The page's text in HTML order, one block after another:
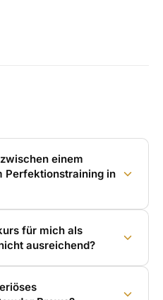
einem
Perfektionstraining in
für mich als
ausreichend?